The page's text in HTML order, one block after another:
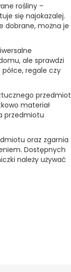
rośliny –
się najokazalej.
dobrane, można je
ale sprawdzi
regale czy
przedmiot
materiał
przedmiotu
oraz zgarnia
Dostępnych
należy używać